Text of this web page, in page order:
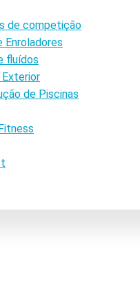
de competição
Enroladores
fluídos
Exterior
de Piscinas